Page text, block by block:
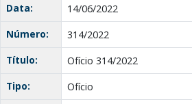
Data:
14/06/2022
Número:
314/2022
Título:
Ofício 314/2022
Tipo:
Ofício